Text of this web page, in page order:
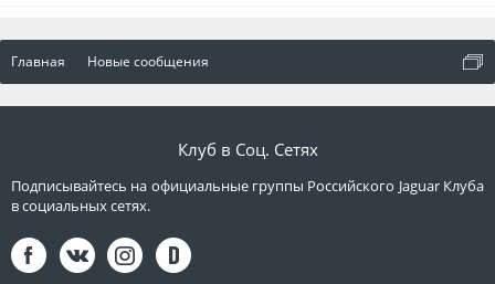
Главная Новые сообщения
Клуб в Соц. Сетях
Подписывайтесь на официальные группы Российского Jaguar Клуба
в социальных сетях.